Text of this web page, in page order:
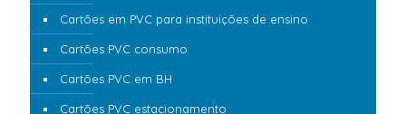
Cartões em PVC para instituições de ensino
Cartões PVC consumo
Cartões PVC em BH
Cartões PVC estacionamento